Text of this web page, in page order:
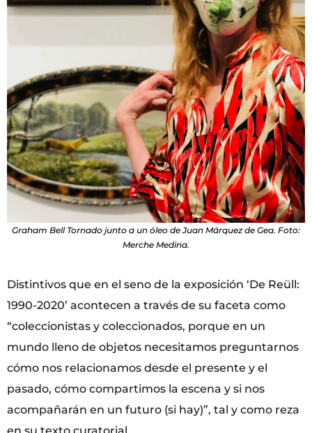
Graham Bell Tornado junto a un óleo de Juan Márquez de Gea. Foto:
Merche Medina.
Distintivos que en el seno de la exposición ‘De Reüll:
1990-2020’ acontecen a través de su faceta como
“coleccionistas y coleccionados, porque en un
mundo lleno de objetos necesitamos preguntarnos
cómo nos relacionamos desde el presente y el
pasado, cómo compartimos la escena y si nos
acompañarán en un futuro (si hay)”, tal y como reza
en su texto curatorial.